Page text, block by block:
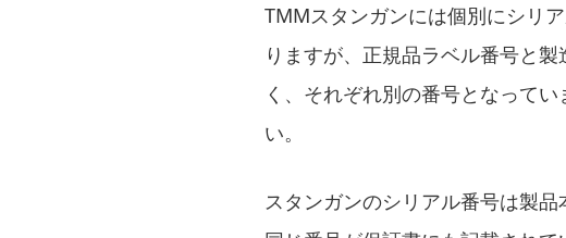
TMMスタンガンには個別にシリ
りますが、正規品ラベル番号と
く、それぞれ別の番号となって
い。
スタンガンのシリアル番号は製品